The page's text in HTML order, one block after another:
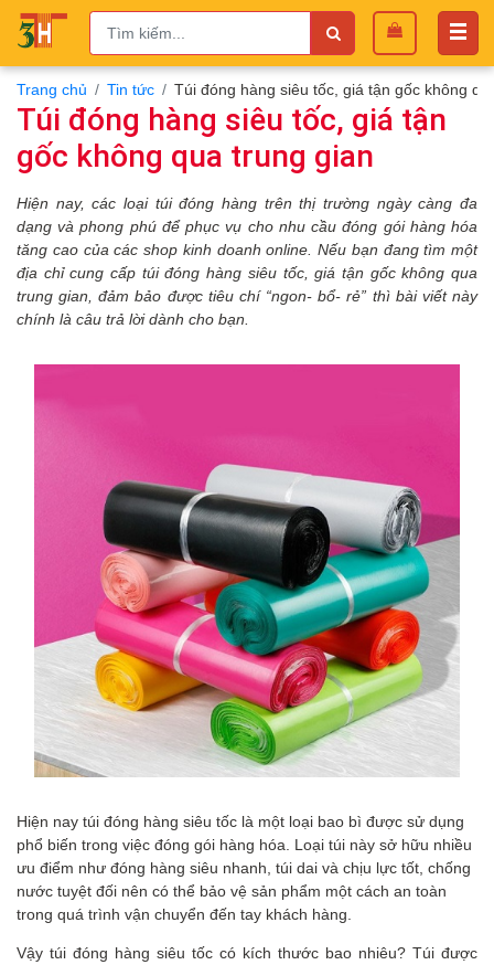
Trang chủ Tin tức Túi đóng hàng siêu tốc, giá tận gốc không
Túi đóng hàng siêu tốc, giá tận
gốc không qua trung gian
Hiện nay, các loại túi đóng hàng trên thị trường ngày càng đa
dạng và phong phú để phục vụ cho nhu cầu đóng gói hàng hóa
tăng caocủa các shop kinh doanh online Nếu bạn đang tìm một
địa chỉ cung cấp túi đóng hàng siêu tốc, giá tận gốc không qua
trung gian,đảm bảo đượctiêu chí “ngon- bổ- rẻ” thì bài viết này
chính là câu trả lời dành cho bạn.
Hiện nay túi đóng hàng siêu tốc là một loại bao bì được sử dụng
phổ biến trong việc đóng gói hàng hóa. Loại túi này sở hữu nhiều
ưu điểm như đóng hàng siêu nhanh, túi dai và chịu lực tốt, chống
nước tuyệt đối nên có thể bảo vệ sản phẩm một cách an toàn
trong quá trình vận chuyển đến tay khách hàng.
Vậy túi đóng hàng siêu tốc có kích thước bao nhiêu? Túi được